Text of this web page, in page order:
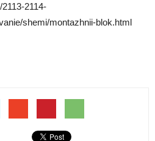
2114-
shemi/montazhnii-blok.html